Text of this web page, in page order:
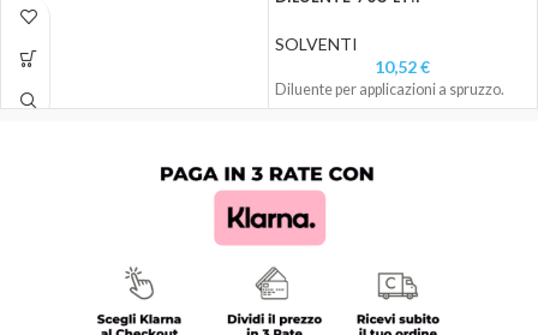
SOLVENTI
10,52€
Diluente per applicazioni a spruzzo.